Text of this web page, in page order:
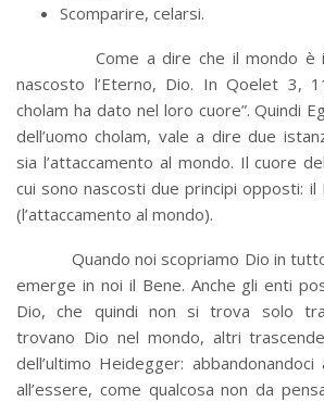
Scomparire, celarsi.
Come a dire che il mondo è il
nascosto l’Eterno, Dio. In Qoelet 3,
cholam ha dato nel loro cuore”. Quindi
dell’uomo cholam, vale a dire due
sia l’attaccamento al mondo. Il cuore
cui sono nascosti due principi opposti: il
(l’attaccamento al mondo).
Quando noi scopriamo Dio in tutto
emerge in noi il Bene. Anche gli enti
Dio, che quindi non si trova solo
trovano Dio nel mondo, altri
dell’ultimo Heidegger:
all’essere, come qualcosa non da